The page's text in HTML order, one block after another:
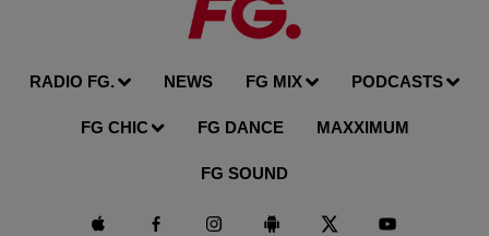
RADIO FG. NEWS FG MIX PODCASTS
FG CHIC FG DANCE MAXXIMUM
FG SOUND